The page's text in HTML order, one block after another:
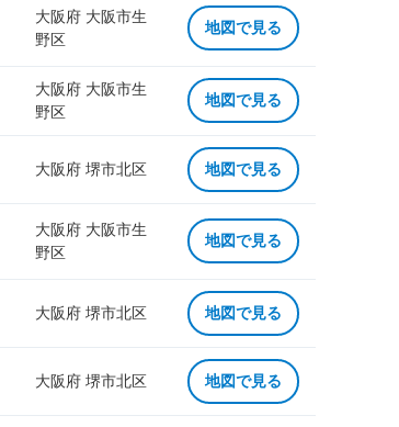
大阪府 大阪市生
野区
地図で見る
大阪府 大阪市生
野区
地図で見る
大阪府 堺市北区 地図で見る
大阪府 大阪市生
野区
地図で見る
大阪府 堺市北区 地図で見る
大阪府 堺市北区 地図で見る